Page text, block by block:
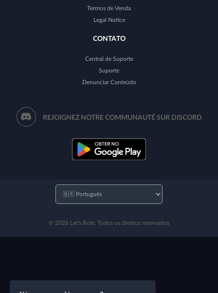
Termos de Venda
Legal Notice
CONTATO
Central de Suporte
Suporte
Denunciar Conteúdo
REJOIGNEZ NOTRE COMMUNAUTÉ SUR DISCORD
© 2026 Let's Role. Todos os direitos reservados